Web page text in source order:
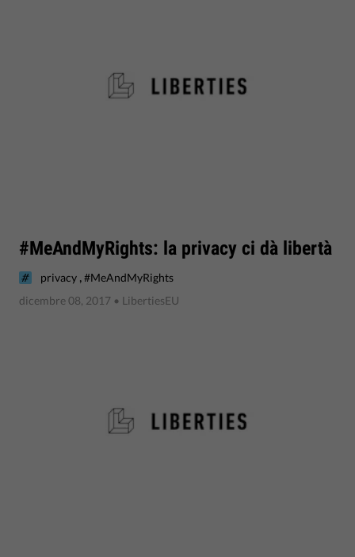
#MeAndMyRights: la privacy ci dà libertà
privacy ,#MeAndMyRights
dicembre 08, 2017 • LibertiesEU